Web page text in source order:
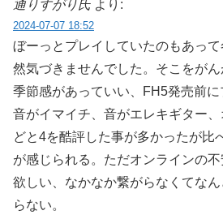
通りすがり氏 より:
2024-07-07 18:52
ぼーっとプレイしていたのもあっ
然気づきませんでした。そこをが
季節感があっていい、FH5発売前
音がイマイチ、音がエレキギター
どと4を酷評した事が多かったが比
が感じられる。ただオンラインの
欲しい、なかなか繋がらなくてな
らない。